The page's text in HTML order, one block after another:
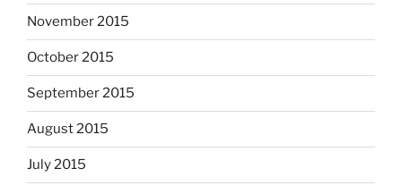
November 2015
October 2015
September 2015
August 2015
July 2015